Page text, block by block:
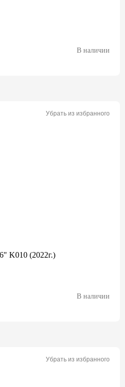
В наличии
Убрать из избранного
K010 (2022г.)
В наличии
Убрать из избранного